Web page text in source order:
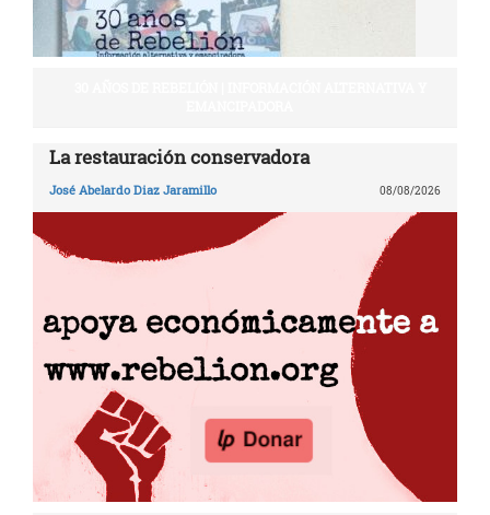
La restauración conservadora
José Abelardo Diaz Jaramillo 08/08/2026